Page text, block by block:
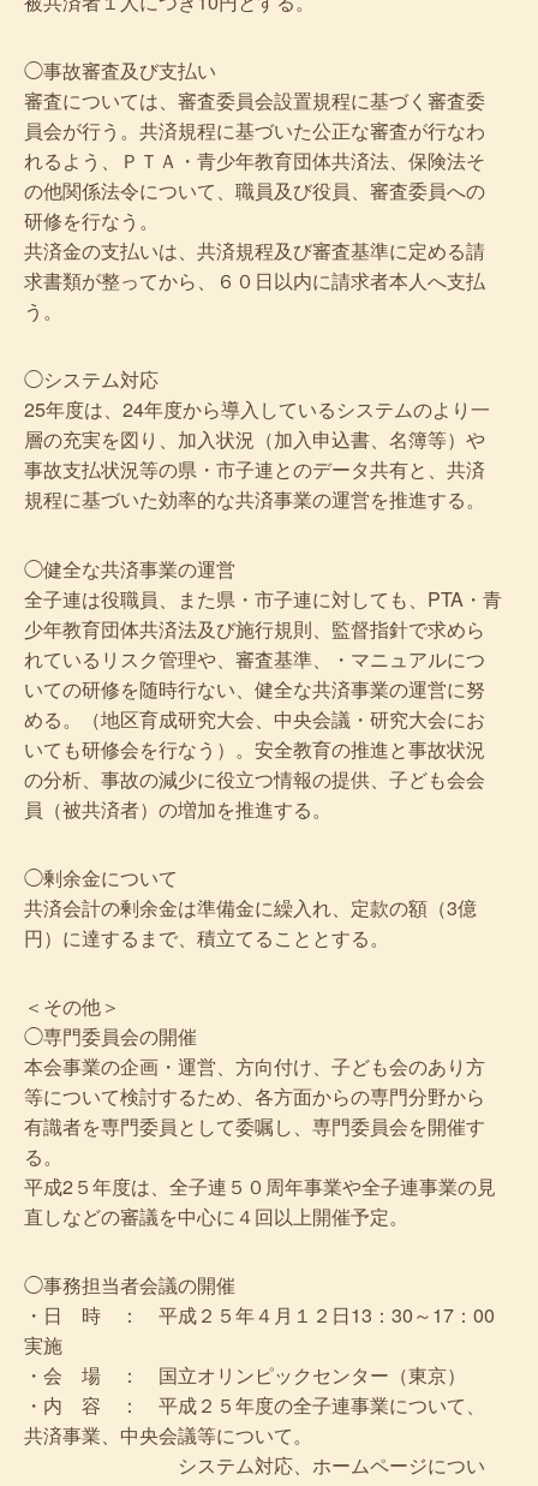
◯事故審査及び支払い
審査については、審査委員会設置規程に基づく審査委
員会が行う。共済規程に基づいた公正な審査が行なわ
れるよう、ＰＴＡ・青少年教育団体共済法、保険法そ
の他関係法令について、職員及び役員、審査委員への
研修を行なう。
共済金の支払いは、共済規程及び審査基準に定める請
求書類が整ってから、６０日以内に請求者本人へ支払
う。
◯システム対応
25年度は、24年度から導入しているシステムのより一
層の充実を図り、加入状況（加入申込書、名簿等）や
事故支払状況等の県・市子連とのデータ共有と、共済
規程に基づいた効率的な共済事業の運営を推進する。
◯健全な共済事業の運営
全子連は役職員、また県・市子連に対しても、PTA・青
少年教育団体共済法及び施行規則、監督指針で求めら
れているリスク管理や、審査基準、・マニュアルにつ
いての研修を随時行ない、健全な共済事業の運営に努
める。（地区育成研究大会、中央会議・研究大会にお
いても研修会を行なう）。安全教育の推進と事故状況
の分析、事故の減少に役立つ情報の提供、子ども会会
員（被共済者）の増加を推進する。
◯剰余金について
共済会計の剰余金は準備金に繰入れ、定款の額（3億
円）に達するまで、積立てることとする。
＜その他＞
◯専門委員会の開催
本会事業の企画・運営、方向付け、子ども会のあり方
等について検討するため、各方面からの専門分野から
有識者を専門委員として委嘱し、専門委員会を開催す
る。
平成2５年度は、全子連５０周年事業や全子連事業の見
直しなどの審議を中心に４回以上開催予定。
◯事務担当者会議の開催
・日 時 ： 平成２５年４月１２日13：30～17：00
実施
・会 場 ： 国立オリンピックセンター（東京）
・内 容 ： 平成２５年度の全子連事業について、
共済事業、中央会議等について。
システム対応、ホームページについ